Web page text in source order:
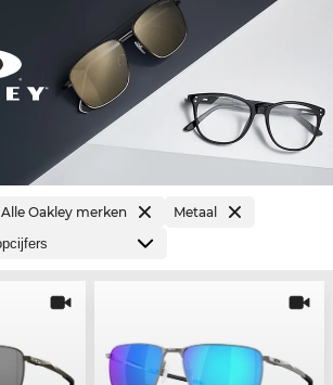
Alle Oakley merken Metaal